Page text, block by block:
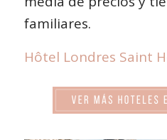
familiares.
Hôtel Londres Saint